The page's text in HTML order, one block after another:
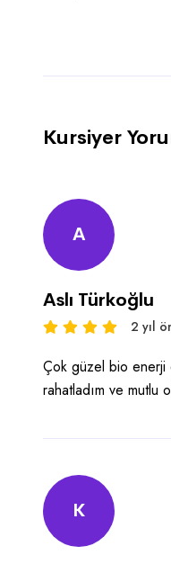
Kursiyer
A
Aslı Türkoğlu
2 yıl
Çok güzel bio enerji
rahatladım ve mutlu
K